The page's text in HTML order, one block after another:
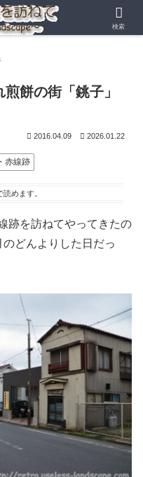
餅の街「銚子」
2016.04.09 2026.01.22
赤線跡
読めます。
跡を訪ねてやってきたの
どんよりした日だっ
検索